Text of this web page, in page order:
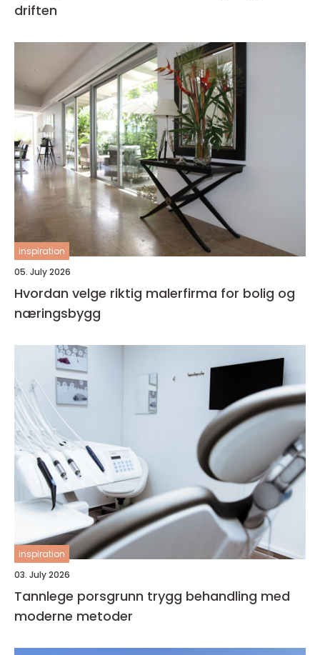
driften
inspiration
05. July 2026
Hvordan velge riktig malerfirma for bolig og
næringsbygg
inspiration
03. July 2026
Tannlege porsgrunn trygg behandling med
moderne metoder